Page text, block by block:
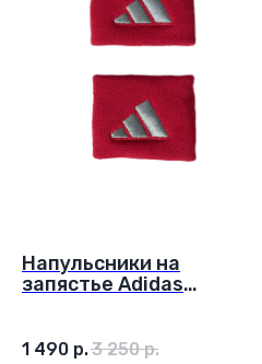
Напульсники на
запястье Adidas
1 490 р.3 250 р.
Наша гарантия 14 дней —
подтверждение качества
Подписывайтесь на наш